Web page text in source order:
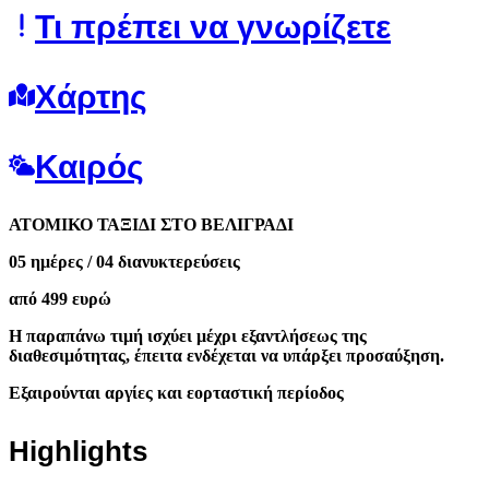
Τι πρέπει να γνωρίζετε
Χάρτης
Καιρός
ΑΤΟΜΙΚΟ ΤΑΞΙΔΙ ΣΤΟ ΒΕΛΙΓΡΑΔΙ
05 ημέρες / 04 διανυκτερεύσεις
από 499 ευρώ
Η παραπάνω τιμή ισχύει μέχρι εξαντλήσεως της
διαθεσιμότητας, έπειτα ενδέχεται να υπάρξει προσαύξηση.
Εξαιρούνται αργίες και εορταστική περίοδος
Highlights